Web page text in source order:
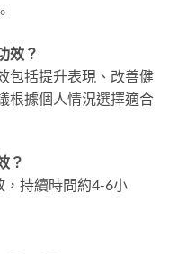
效？
包括提升表現、改善健
根據個人情況選擇適合
？
，持續時間約4-6小